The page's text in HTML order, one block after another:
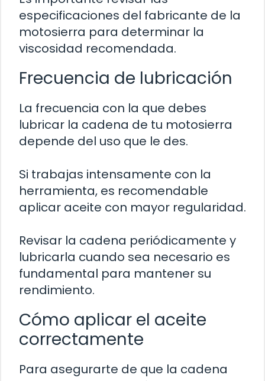
especificaciones del fabricante de la
motosierra para determinar la
viscosidad recomendada.
Frecuencia de lubricación
La frecuencia con la que debes
lubricar la cadena de tu motosierra
depende del uso que le des.
Si trabajas intensamente con la
herramienta, es recomendable
aplicar aceite con mayor regularidad.
Revisar la cadena periódicamente y
lubricarla cuando sea necesario es
fundamental para mantener su
rendimiento.
Cómo aplicar el aceite
correctamente
Para asegurarte de que la cadena